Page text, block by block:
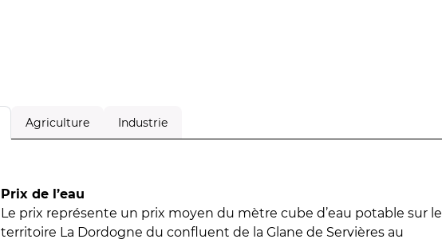
Agriculture Industrie
Prix de l’eau
Le prix représente un prix moyen du mètre cube d’eau potable sur le
territoire La Dordogne du confluent de la Glane de Servières au